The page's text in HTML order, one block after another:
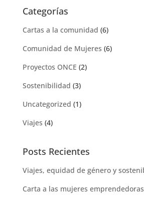
Categorías
Cartas a la comunidad (6)
Comunidad de Mujeres (6)
Proyectos ONCE (2)
Sostenibilidad (3)
Uncategorized (1)
Viajes (4)
Posts Recientes
Viajes, equidad de género y
Carta a las mujeres emprendedoras